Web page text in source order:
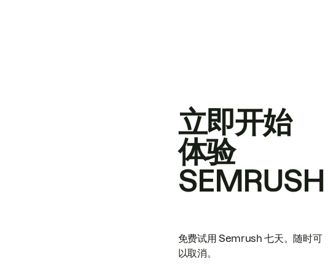
立即开始
体验
SEMRUSH
免费试用 Semrush 七天。随时可
以取消。